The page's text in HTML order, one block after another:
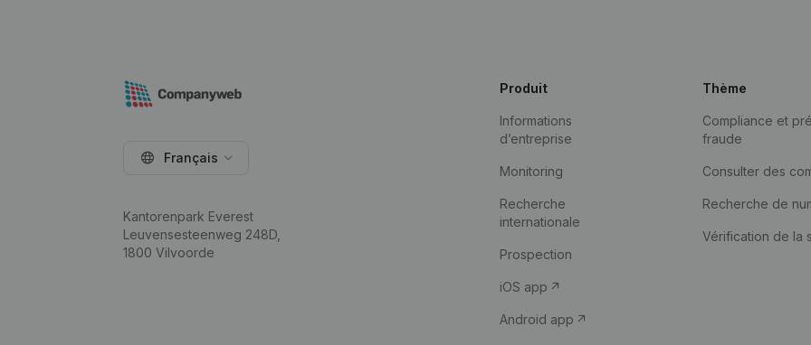
Français
Kantorenpark Everest
Leuvensesteenweg 248D,
1800 Vilvoorde
Produit
Informations
d’entreprise
Monitoring
Recherche
internationale
Prospection
iOS app
Android app
Thème
Compliance et
fraude
Consulter des
Recherche de
Vérification de la